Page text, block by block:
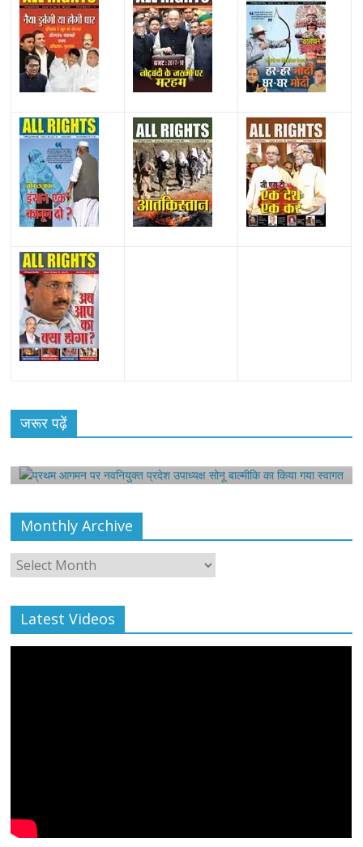
जरूर पढ़ें
प्रथम आगमन पर नवनियुक्त प्रदेश उपाध्यक्ष सोनू
बाल्मीकि का किया गया स्वागत
Monthly Archive
Monthly
Archive
Latest Videos